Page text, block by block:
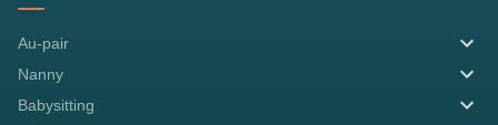
Au-pair
Nanny
Babysitting